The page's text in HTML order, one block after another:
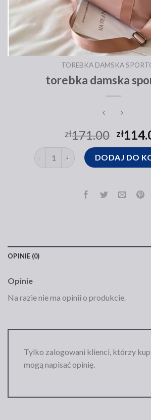
TOREBKA DAMSKA
torebka damska
zł171.00 zł
ilość torebka damska sportowa
DODAJ DO
OPINIE (0)
Opinie
Na razie nie ma opinii o produkcie.
Tylko zalogowani klienci, którzy
mogą napisać opinię.